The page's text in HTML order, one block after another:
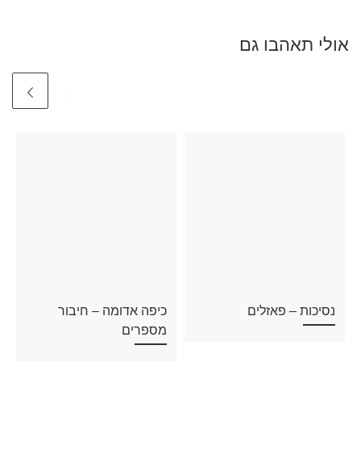
אולי תאהבו גם
נסיכות – פאזלים
כיפה אדומה – חיבור
מספרים